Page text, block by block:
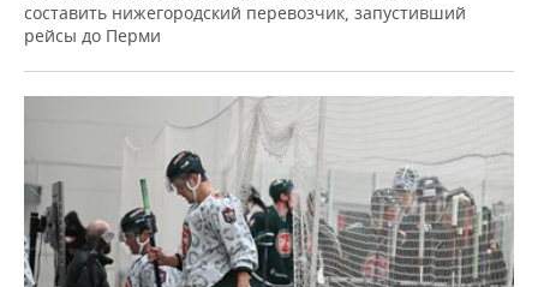
составить нижегородский перевозчик, запустивший
рейсы до Перми